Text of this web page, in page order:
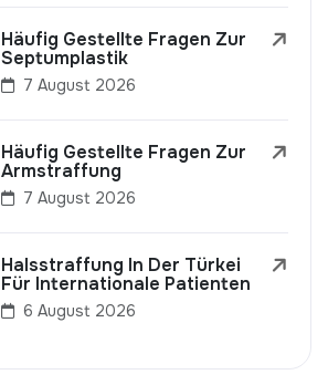
Häufig Gestellte Fragen Zur
Septumplastik
7 August 2026
Häufig Gestellte Fragen Zur
Armstraffung
7 August 2026
Halsstraffung In Der Türkei
Für Internationale Patienten
6 August 2026